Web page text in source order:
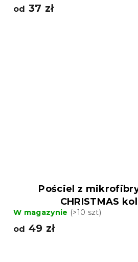
od 37 zł
Pościel z mikrofibry
CHRISTMAS
W magazynie (>10 szt)
od 49 zł